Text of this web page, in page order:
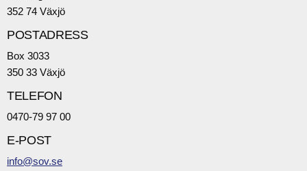
352 74 Växjö
POSTADRESS
Box 3033
350 33 Växjö
TELEFON
0470-79 97 00
E-POST
info@sov.se